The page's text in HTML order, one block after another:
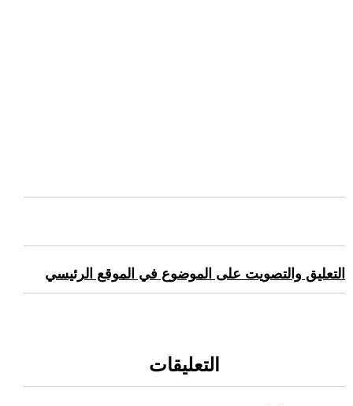
التعليق والتصويت على الموضوع في الموقع الرئيسي
التعليقات